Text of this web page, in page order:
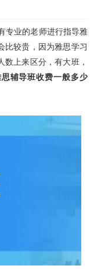
专业的老师进行指导雅
比较贵，因为雅思学习
数上来区分，有大班，
思辅导班收费一般多少